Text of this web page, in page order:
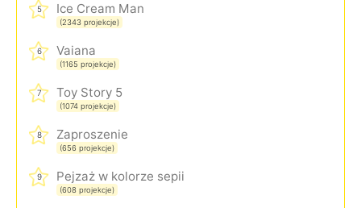
5 Ice Cream Man
(2343 projekcje)
6 Vaiana
(1165 projekcje)
7 Toy Story 5
(1074 projekcje)
8 Zaproszenie
(656 projekcje)
9 Pejzaż w kolorze sepii
(608 projekcje)